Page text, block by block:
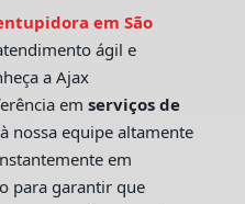
em São
ágil e
a Ajax
em serviços de
nossa equipe altamente
em
para garantir que